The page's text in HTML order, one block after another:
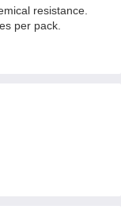
resistance.
per pack.